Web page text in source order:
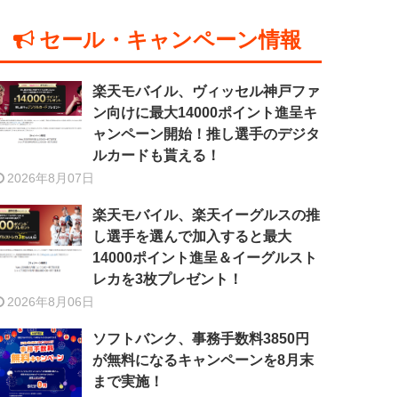
セール・キャンペーン情報
楽天モバイル、ヴィッセル神戸ファ
ン向けに最大14000ポイント進呈キ
ャンペーン開始！推し選手のデジタ
ルカードも貰える！
2026年8月07日
楽天モバイル、楽天イーグルスの推
し選手を選んで加入すると最大
14000ポイント進呈＆イーグルスト
レカを3枚プレゼント！
2026年8月06日
ソフトバンク、事務手数料3850円
が無料になるキャンペーンを8月末
まで実施！